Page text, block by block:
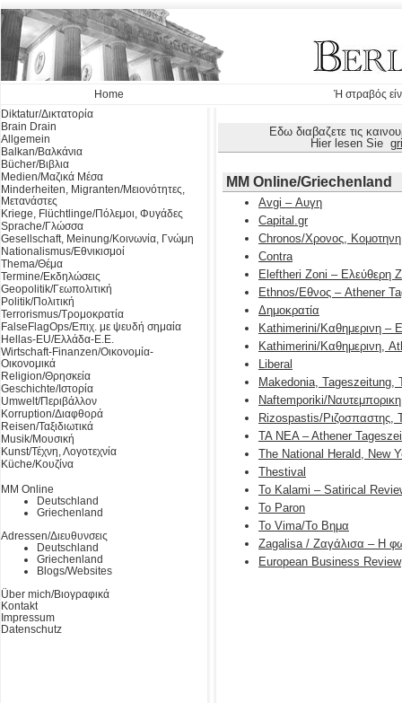
Home
Ή στραβός
Diktatur/Δικτατορία
Brain Drain
Allgemein
Balkan/Βαλκάνια
Bücher/Βιβλια
Medien/Μαζικά Μέσα
Minderheiten, Migranten/Μειονότητες,
Μετανάστες
Kriege, Flüchtlinge/Πόλεμοι, Φυγάδες
Sprache/Γλώσσα
Gesellschaft, Meinung/Κοινωνία, Γνώμη
Nationalismus/Εθνικισμοί
Thema/Θέμα
Termine/Εκδηλώσεις
Geopolitik/Γεωπολιτική
Politik/Πολιτική
Terrorismus/Τρομοκρατία
FalseFlagOps/Επιχ. με ψευδή σημαία
Hellas-EU/Ελλάδα-Ε.Ε.
Wirtschaft-Finanzen/Οικονομία-
Οικονομικά
Religion/Θρησκεία
Geschichte/Ιστορία
Umwelt/Περιβάλλον
Korruption/Διαφθορά
Reisen/Ταξιδιωτικά
Musik/Μουσική
Kunst/Τέχνη, Λογοτεχνία
Küche/Κουζίνα
MM Online
Deutschland
Griechenland
Adressen/Διευθυνσεις
Deutschland
Griechenland
Blogs/Websites
Über mich/Βιογραφικά
Kontakt
Impressum
Datenschutz
Εδω διαβαζετε τις
Hier lesen Sie
MM Online/Griechenland
Avgi – Αυγη
Capital.gr
Chronos/Χρονος, Κομοτηνη
Contra
Eleftheri Zoni – Ελεύθερη
Ethnos/Εθνος – Athener
Δημοκρατία
Kathimerini/Καθημερινη –
Kathimerini/Καθημερινη,
Liberal
Makedonia, Tageszeitung,
Naftemporiki/
Rizospastis/Ριζοσπαστης,
TA NEA – Athener
The National Herald, New
Thestival
To Kalami – Satirical
To Paron
To Vima/Το Βημα
Zagalisa / Ζαγάλισα – Η
European Business Review